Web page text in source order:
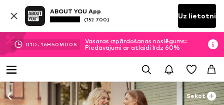
ABOUT YOU App
(152 700) Uz lietotni
01D. 16H 49M 59S
Vasaras izpārdošanas noslēgums:
Piedāvājumi ar atlaidi līdz 60%
Sekot